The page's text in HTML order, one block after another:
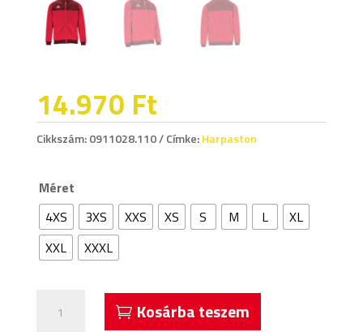
14.970 Ft
Cikkszám:0911028.110 Címke:Harpaston
Méret
4XS
3XS XXS XS S M L
XL
XXL
XXXL
Harpaston
Kosárba teszem